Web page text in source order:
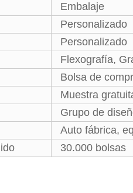
Embalaje
Personalizado
Personalizado
Flexografía,
Bolsa de
Muestra
Grupo de
Auto fábrica,
30.000 bolsas